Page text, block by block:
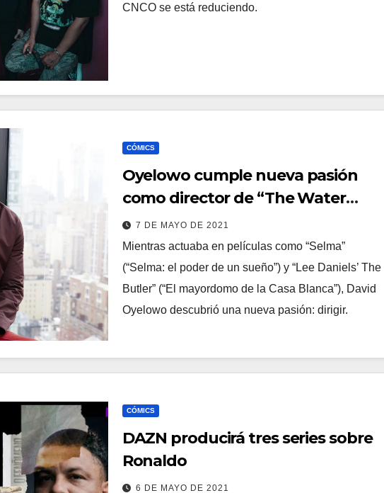
CNCO se está reduciendo.
CÓMICS
Oyelowo cumple nueva pasión
como director de “The Water
Man”
7 DE MAYO DE 2021
Mientras actuaba en películas como “Selma”
(“Selma: el poder de un sueño”) y “Lee Daniels’ The
Butler” (“El mayordomo de la Casa Blanca”), David
Oyelowo descubrió una nueva pasión: dirigir.
CÓMICS
DAZN producirá tres series sobre
Ronaldo
6 DE MAYO DE 2021